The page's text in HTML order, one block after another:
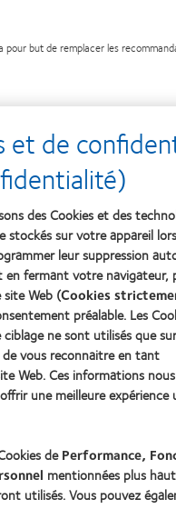
but de remplacer les
PLUS
et de
des Cookies et des
stockés sur votre appareil
leur suppression
en fermant votre navigateur,
Web (Cookies
préalable. Les
ne sont utilisés que
vous reconnaitre en tant
Web. Ces informations nous
une meilleure expérience
dePerformance,
mentionnées plus
utilisés. Vous pouvez